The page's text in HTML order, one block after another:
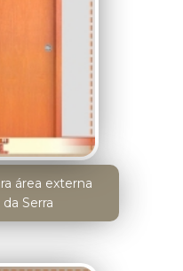
área externa
Serra